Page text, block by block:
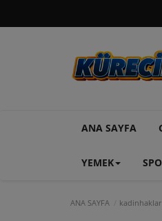
ANA SAYFA
YEMEK
ANA SAYFA